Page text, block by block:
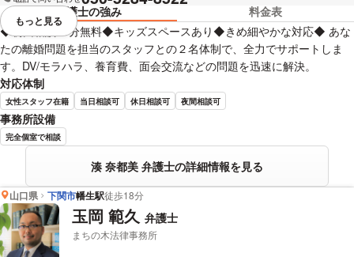
弁護士の強み
料金表
◆初回相談30分無料◆キッズスペースあり◆きめ細やかな対応◆ あな
たの離婚問題を担当のスタッフとの２名体制で、全力でサポートしま
す。DV/モラハラ、養育費、面会交流などの問題を迅速に解決。
対応体制
女性スタッフ在籍 当日相談可 休日相談可 夜間相談可
事務所設備
完全個室で相談
湊 奈都美 弁護士の詳細情報を見る
視覚的に省略されている要素を
もっと見る
山口県 下関市幡生駅徒歩18分
玉岡 範久 弁護士
まちの木法律事務所